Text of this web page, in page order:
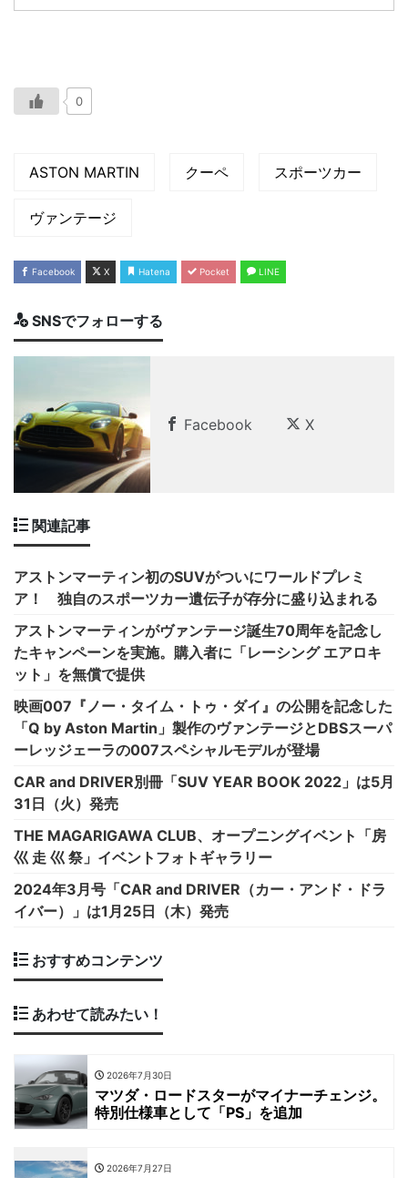
0
ASTON MARTIN クーペ スポーツカー
ヴァンテージ
Facebook X Hatena Pocket LINE
SNSでフォローする
Facebook X
関連記事
アストンマーティン初のSUVがついにワールドプレミ
ア！ 独自のスポーツカー遺伝子が存分に盛り込まれる
アストンマーティンがヴァンテージ誕生70周年を記念し
たキャンペーンを実施。購入者に「レーシング エアロキ
ット」を無償で提供
映画007『ノー・タイム・トゥ・ダイ』の公開を記念した
「Q by Aston Martin」製作のヴァンテージとDBSスーパ
ーレッジェーラの007スペシャルモデルが登場
CAR and DRIVER別冊「SUV YEAR BOOK 2022」は5月
31日（火）発売
THE MAGARIGAWA CLUB、オープニングイベント「房
巛 走 巛 祭」イベントフォトギャラリー
2024年3月号「CAR and DRIVER（カー・アンド・ドラ
イバー）」は1月25日（木）発売
おすすめコンテンツ
あわせて読みたい！
2026年7月30日
マツダ・ロードスターがマイナーチェンジ。
特別仕様車として「PS」を追加
2026年7月27日